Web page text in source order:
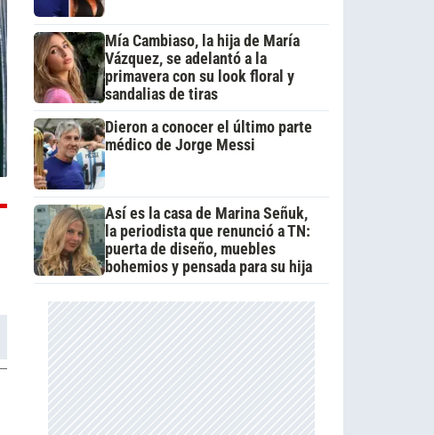
Mía Cambiaso, la hija de María
Vázquez, se adelantó a la
primavera con su look floral y
sandalias de tiras
Dieron a conocer el último parte
médico de Jorge Messi
Así es la casa de Marina Señuk,
la periodista que renunció a TN:
puerta de diseño, muebles
bohemios y pensada para su hija